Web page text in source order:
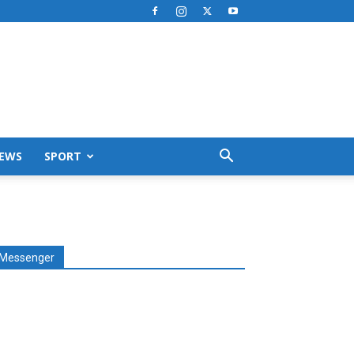
SPORT
Messenger